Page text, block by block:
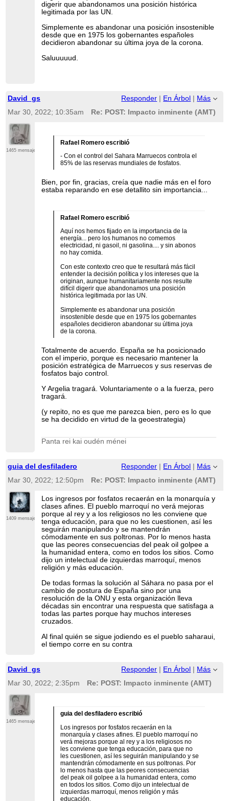
digerir que abandonamos una posición histórica
legitimada por las UN.
Simplemente es abandonar una posición insostenible
desde que en 1975 los gobernantes españoles
decidieron abandonar su última joya de la corona.
Saluuuuud.
David_gs Responder | En Árbol | Más
Mar 30, 2022; 10:35am
Re: POST: Impacto inminente (AMT)
1465 mensajes
Rafael Romero escribió
- Con el control del Sahara Marruecos controla el
85% de las reservas mundiales de fosfatos.
Bien, por fin, gracias, creía que nadie más en el foro
estaba reparando en ese detallito sin importancia...
Rafael Romero escribió
Aquí nos hemos fijado en la importancia de la
energía... pero los humanos no comemos
electricidad, ni gasoil, ni gasolina.... y sin abonos
no hay comida.
Con este contexto creo que te resultará más fácil
entender la decisión política y los intereses que la
originan, aunque humanitariamente nos resulte
difícil digerir que abandonamos una posición
histórica legitimada por las UN.
Simplemente es abandonar una posición
insostenible desde que en 1975 los gobernantes
españoles decidieron abandonar su última joya
de la corona.
Totalmente de acuerdo. España se ha posicionado
con el imperio, porque es necesario mantener la
posición estratégica de Marruecos y sus reservas de
fosfatos bajo control.
Y Argelia tragará. Voluntariamente o a la fuerza, pero
tragará.
(y repito, no es que me parezca bien, pero es lo que
se ha decidido en virtud de la geoestrategia)
Panta rei kai oudén ménei
guia del desfiladero Responder En Árbol
Más
Mar 30, 2022; 12:50pm
Re: POST: Impacto inminente (AMT)
1409 mensajes
Los ingresos por fosfatos recaerán en la monarquía y
clases afines. El pueblo marroquí no verá mejoras
porque al rey y a los religiosos no les conviene que
tenga educación, para que no les cuestionen, así les
seguirán manipulando y se mantendrán
cómodamente en sus poltronas. Por lo menos hasta
que las peores consecuencias del peak oil golpee a
la humanidad entera, como en todos los sitios. Como
dijo un intelectual de izquierdas marroquí, menos
religión y más educación.
De todas formas la solución al Sáhara no pasa por el
cambio de postura de España sino por una
resolución de la ONU y esta organización lleva
décadas sin encontrar una respuesta que satisfaga a
todas las partes porque hay muchos intereses
cruzados.
Al final quién se sigue jodiendo es el pueblo saharaui,
el tiempo corre en su contra
David_gs Responder En Árbol
Más
Mar 30, 2022; 2:35pm
Re: POST: Impacto inminente (AMT)
1465 mensajes
guia del desfiladero escribió
Los ingresos por fosfatos recaerán en la
monarquía y clases afines. El pueblo marroquí no
verá mejoras porque al rey y a los religiosos no
les conviene que tenga educación, para que no
les cuestionen, así les seguirán manipulando y se
mantendrán cómodamente en sus poltronas. Por
lo menos hasta que las peores consecuencias
del peak oil golpee a la humanidad entera, como
en todos los sitios. Como dijo un intelectual de
izquierdas marroquí, menos religión y más
educación.